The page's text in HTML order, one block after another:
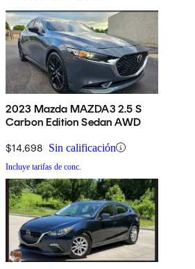
2023 Mazda MAZDA3 2.5 S
Carbon Edition Sedan AWD
$14,698 Sin calificación
Incluye tarifas de conc.